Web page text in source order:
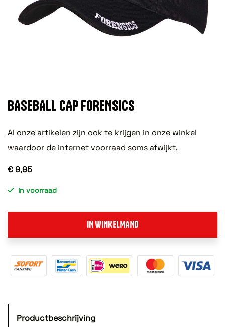
BASEBALL CAP FORENSICS
Al onze artikelen zijn ook te krijgen in onze winkel
waardoor de internet voorraad soms afwijkt.
€ 9,95
in voorraad
IN WINKELMAND
Productbeschrijving